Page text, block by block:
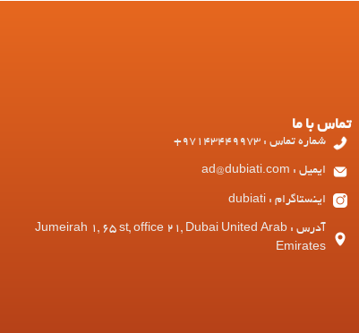
تماس با ما
شماره تماس : 97143449973+
ایمیل : ad@dubiati.com
اینستاگرام : dubiati
آدرس : Jumeirah 1, 65 st, office 21, Dubai United Arab
Emirates